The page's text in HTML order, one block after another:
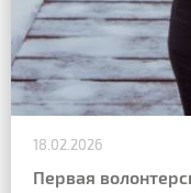
18.02.2026
Первая